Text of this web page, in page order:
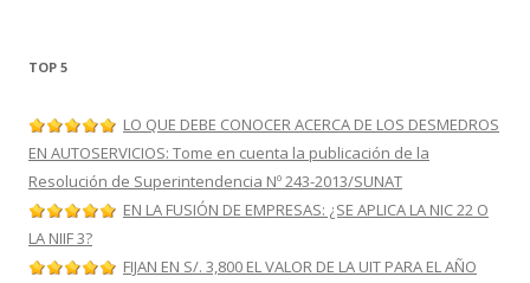
TOP 5
LO QUE DEBE CONOCER ACERCA DE LOS DESMEDROS
EN AUTOSERVICIOS: Tome en cuenta la publicación de la
Resolución de Superintendencia Nº 243-2013/SUNAT
EN LA FUSIÓN DE EMPRESAS: ¿SE APLICA LA NIC 22 O
LA NIIF 3?
FIJAN EN S/. 3,800 EL VALOR DE LA UIT PARA EL AÑO